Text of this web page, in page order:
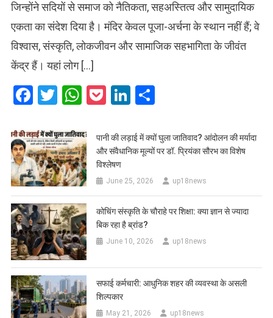
जिन्होंने सदियों से समाज को नैतिकता, सहअस्तित्व और सामुदायिक
एकता का संदेश दिया है। मंदिर केवल पूजा-अर्चना के स्थान नहीं हैं; वे
विश्वास, संस्कृति, लोकजीवन और सामाजिक सहभागिता के जीवंत
केंद्र हैं। यहां लोग […]
Facebook
Twitter
WhatsApp
PocketLinkedIn
पानी की लड़ाई में क्यों घुला जातिवाद? आंदोलन की मर्यादा
और संवैधानिक मूल्यों पर डॉ. प्रियंका सौरभ का विशेष
विश्लेषण
June 25, 2026 up18news
कोचिंग संस्कृति के चौराहे पर शिक्षा: क्या ज्ञान से ज्यादा
बिक रहा है ब्रांड?
June 10, 2026 up18news
सफाई कर्मचारी: आधुनिक शहर की व्यवस्था के असली
शिल्पकार
May 21, 2026 up18news